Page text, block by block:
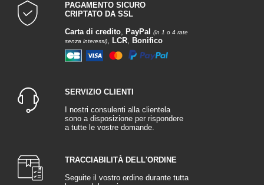
PAGAMENTO SICURO
CRIPTATO DA SSL
Carta di credito, PayPal
(in 1 o 4 rate
senza interessi), LCR, Bonifico
SERVIZIO CLIENTI
I nostri consulenti alla clientela
sono a disposizione per rispondere
a tutte le vostre domande.
TRACCIABILITÀ DELL'ORDINE
Seguite il vostro ordine durante tutta